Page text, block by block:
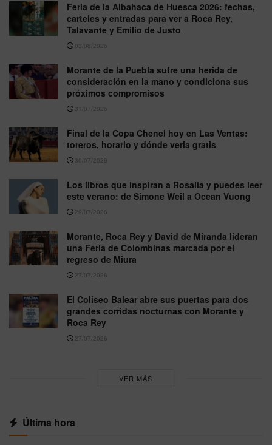
Feria de la Albahaca de Huesca 2026: fechas,
carteles y entradas para ver a Roca Rey,
Talavante y Emilio de Justo
03/08/2026
Morante de la Puebla sufre una herida de
consideración en la mano y condiciona sus
próximos compromisos
31/07/2026
Final de la Copa Chenel hoy en Las Ventas:
toreros, horario y dónde verla gratis
30/07/2026
Los libros que inspiran a Rosalía y puedes leer
este verano: de Simone Weil a Ocean Vuong
29/07/2026
Morante, Roca Rey y David de Miranda lideran
una Feria de Colombinas marcada por el
regreso de Miura
27/07/2026
El Coliseo Balear abre sus puertas para dos
grandes corridas nocturnas con Morante y
Roca Rey
27/07/2026
VER MÁS
Última hora